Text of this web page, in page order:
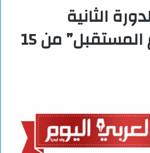
الثانية
لمهرجان “صُنّاع المستقبل” من 15